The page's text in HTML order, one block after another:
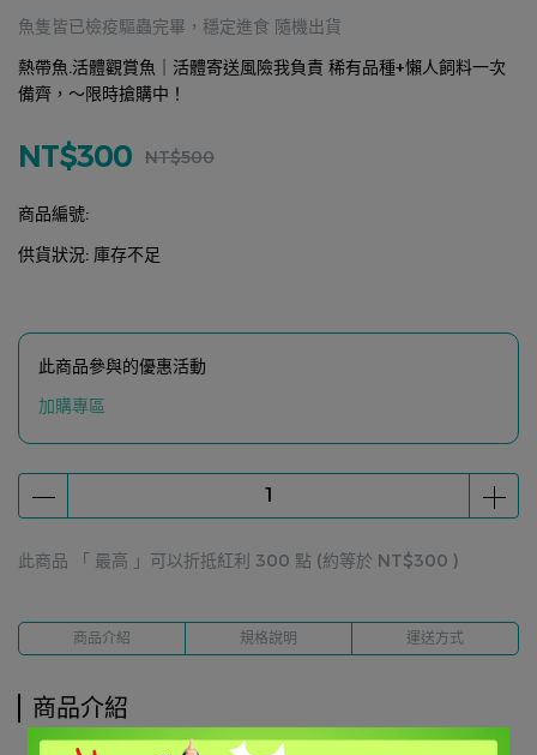
魚隻皆已檢疫驅蟲完畢，穩定進食 隨機出貨
熱帶魚.活體觀賞魚｜活體寄送風險我負責 稀有品種+懶人飼料一次
備齊，～限時搶購中！
NT$300 NT$500
商品編號:
供貨狀況: 庫存不足
此商品參與的優惠活動
加購專區
此商品 「 最高 」可以折抵紅利 300 點 (約等於 NT$300 )
商品介紹 規格說明 運送方式
商品介紹